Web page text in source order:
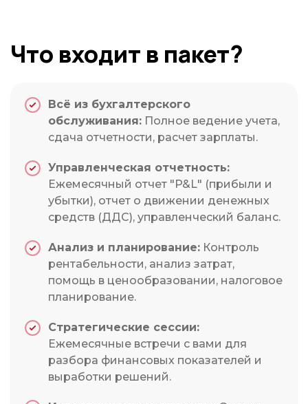
Что входит в пакет?
Всё из бухгалтерского
обслуживания: Полное ведение учета,
сдача отчетности, расчет зарплаты.
Управленческая отчетность:
Ежемесячный отчет "P&L" (прибыли и
убытки), отчет о движении денежных
средств (ДДС), управленческий баланс.
Анализ и планирование: Контроль
рентабельности, анализ затрат,
помощь в ценообразовании, налоговое
планирование.
Стратегические сессии:
Ежемесячные встречи с вами для
разбора финансовых показателей и
выработки решений.